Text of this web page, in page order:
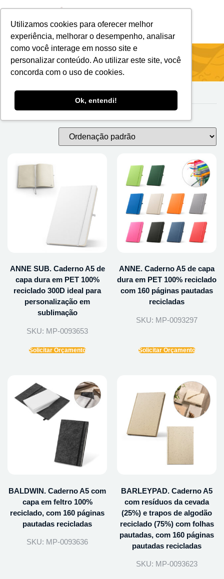
Utilizamos cookies para oferecer melhor
experiência, melhorar o desempenho, analisar
como você interage em nosso site e
personalizar conteúdo. Ao utilizar este site, você
concorda com o uso de cookies.
Ok, entendi!
Início/Escritório/ Agendas E Blocos
Agendas e Blocos
ANNE SUB. Caderno A5 de
capa dura em PET 100%
reciclado 300D ideal para
personalização em
sublimação
SKU: MP-0093653
Solicitar Orçamento
ANNE. Caderno A5 de capa
dura em PET 100% reciclado
com 160 páginas pautadas
recicladas
SKU: MP-0093297
Solicitar Orçamento
BALDWIN. Caderno A5 com
capa em feltro 100%
reciclado, com 160 páginas
pautadas recicladas
SKU: MP-0093636
BARLEYPAD. Caderno A5
com resíduos da cevada
(25%) e trapos de algodão
reciclado (75%) com folhas
pautadas, com 160 páginas
pautadas recicladas
SKU: MP-0093623